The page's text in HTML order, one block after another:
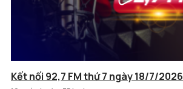
Kết nối 92,7 FM thứ 7 ngày 18/7/2026